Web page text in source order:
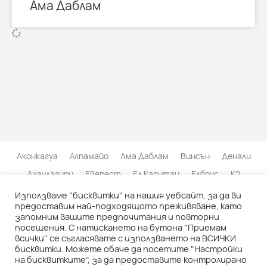
Ама Даблам
Аконкагуа Алпамайо Ама Даблам Винсън
Денали
Дхаулагири
Еверест Ел Капитан Елбрус
К2
Кангчендзьонга
Килиманджаро
Матерхорн
Нанда Деви
Пунчак Джая Серо Торе
Тхалай Сагар
Транго Тауърс
Чимборасо
© 2026 | АРХИВ НА БЪЛГАРСКИТЕ ИЗКАЧВАНИЯ | Политика на
Използваме "бисквитки" на нашия уебсайт, за да ви
предоставим най-подходящото преживяване, като
запомним вашите предпочитания и повторни
посещения. С натискането на бутона "Приемам
всички" се съгласявате с използването на ВСИЧКИ
бисквитки. Можете обаче да посетите "Настройки
на бисквитките", за да предоставите контролирано